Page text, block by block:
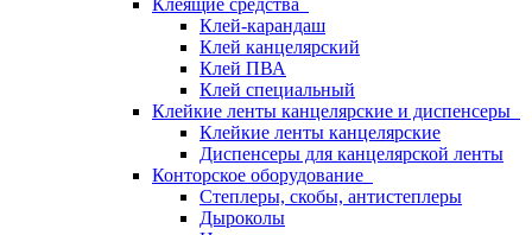
Клеящие средства
Клей-карандаш
Клей канцелярский
Клей ПВА
Клей специальный
Клейкие ленты канцелярские и диспенсеры
Клейкие ленты канцелярские
Диспенсеры для канцелярской ленты
Конторское оборудование
Степлеры, скобы, антистеплеры
Дыроколы